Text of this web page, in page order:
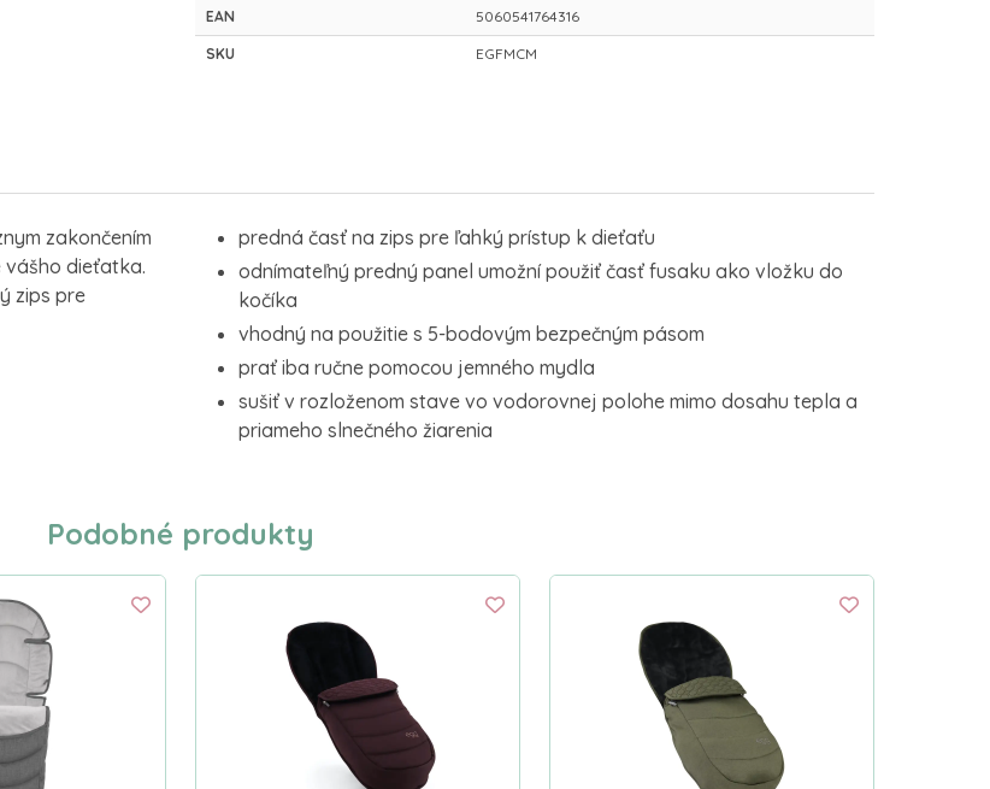
EAN 5060541764316
SKU EGFMCM
zakončením
vášho dieťatka.
zips pre
predná časť na zips pre ľahký prístup k dieťaťu
odnímateľný predný panel umožní použiť časť fusaku ako vložku do
kočíka
vhodný na použitie s 5-bodovým bezpečným pásom
prať iba ručne pomocou jemného mydla
sušiť v rozloženom stave vo vodorovnej polohe mimo dosahu tepla a
priameho slnečného žiarenia
Podobné produkty